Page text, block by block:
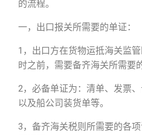
的流程。
一，出口报关所需要的单证：
1，出口方在货物运抵海关监
时之前，需要备齐海关所需要
2，必备单证为：清单、发票
以及船公司装货单等。
3，备齐海关税则所需要的各